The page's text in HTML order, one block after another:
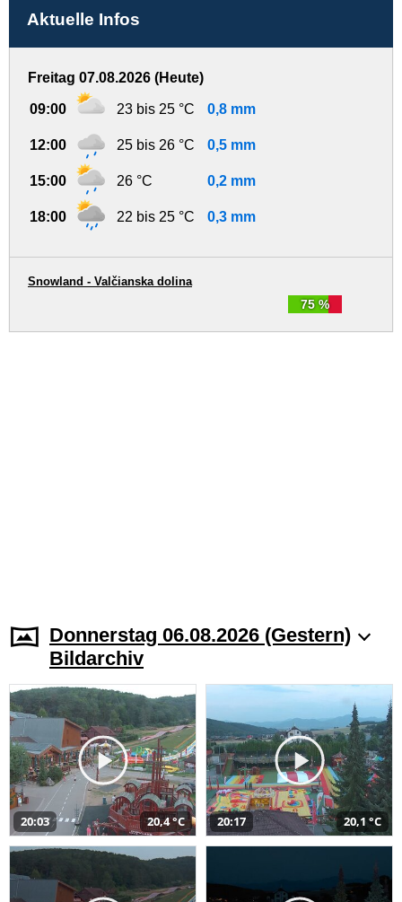
Aktuelle Infos
Freitag 07.08.2026 (Heute)
09:00 23 bis 25 °C 0,8 mm
12:00 25 bis 26 °C 0,5 mm
15:00 26 °C 0,2 mm
18:00 22 bis 25 °C 0,3 mm
75 %
Snowland - Valčianska dolina
Donnerstag 06.08.2026 (Gestern)
Bildarchiv
20:03 20,4 °C 20:17 20,1 °C